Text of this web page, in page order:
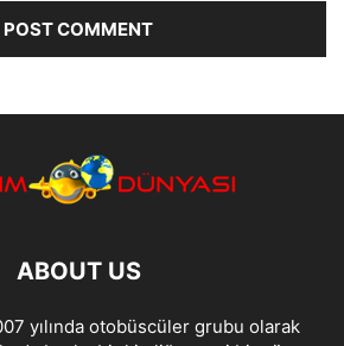
ABOUT US
yılında otobüscüler grubu olarak